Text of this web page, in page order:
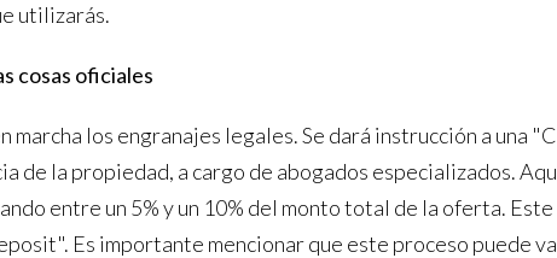
utilizarás.
cosas oficiales
marcha los engranajes legales. Se dará instrucción a una
de la propiedad, a cargo de abogados especializados.
entre un 5% y un 10% del monto total de la oferta.
Es importante mencionar que este proceso puede